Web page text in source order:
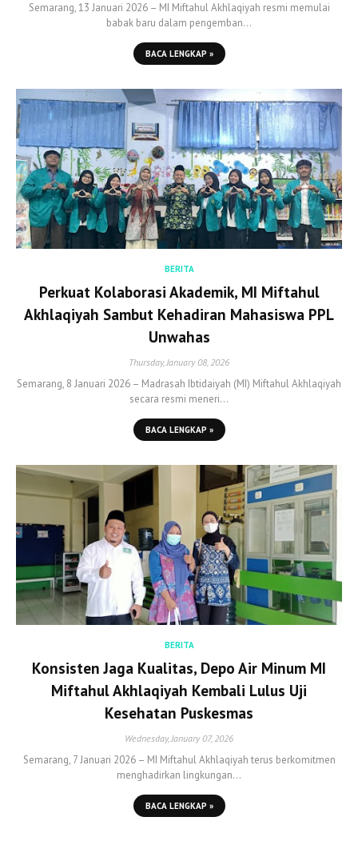
Semarang, 13 Januari 2026 – MI Miftahul Akhlaqiyah resmi memulai
babak baru dalam pengemban…
BACA LENGKAP »
BERITA
Perkuat Kolaborasi Akademik, MI Miftahul
Akhlaqiyah Sambut Kehadiran Mahasiswa PPL
Unwahas
Thursday, January 08, 2026
Semarang, 8 Januari 2026 – Madrasah Ibtidaiyah (MI) Miftahul Akhlaqiyah
secara resmi meneri…
BACA LENGKAP »
BERITA
Konsisten Jaga Kualitas, Depo Air Minum MI
Miftahul Akhlaqiyah Kembali Lulus Uji
Kesehatan Puskesmas
Wednesday, January 07, 2026
Semarang, 7 Januari 2026 – MI Miftahul Akhlaqiyah terus berkomitmen
menghadirkan lingkungan…
BACA LENGKAP »